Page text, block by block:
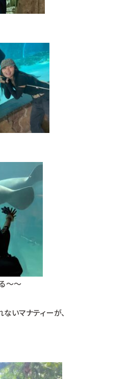
～～
いマナティーが、